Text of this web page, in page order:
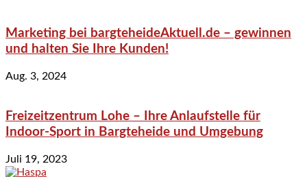
Marketing bei bargteheideAktuell.de – gewinnen
und halten Sie Ihre Kunden!
Aug. 3, 2024
Freizeitzentrum Lohe – Ihre Anlaufstelle für
Indoor-Sport in Bargteheide und Umgebung
Juli 19, 2023